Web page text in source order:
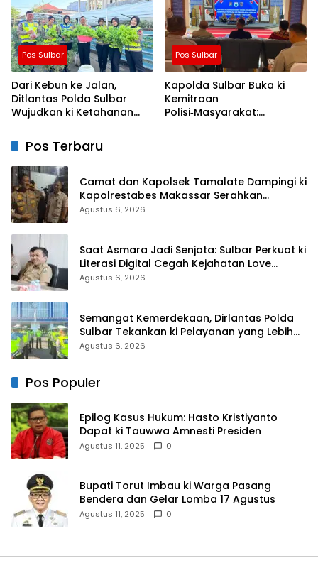
Pos Sulbar
Dari Kebun ke Jalan,
Ditlantas Polda Sulbar
Wujudkan ki Ketahanan
untuk Masyarakat
Pos Sulbar
Kapolda Sulbar Buka ki
Kemitraan
Polisi‑Masyarakat:
Pos Terbaru
Camat dan Kapolsek Tamalate Dampingi ki
Kapolrestabes Makassar Serahkan
Bantuan Sembako di Bontoduri
Agustus 6, 2026
Saat Asmara Jadi Senjata: Sulbar Perkuat ki
Literasi Digital Cegah Kejahatan Love
Scamming
Agustus 6, 2026
Semangat Kemerdekaan, Dirlantas Polda
Sulbar Tekankan ki Pelayanan yang Lebih
Humanis dan Menyentuh Hati
Agustus 6, 2026
Pos Populer
Epilog Kasus Hukum: Hasto Kristiyanto
Dapat ki Tauwwa Amnesti Presiden
Agustus 11, 2025 0
Bupati Torut Imbau ki Warga Pasang
Bendera dan Gelar Lomba 17 Agustus
Agustus 11, 2025 0